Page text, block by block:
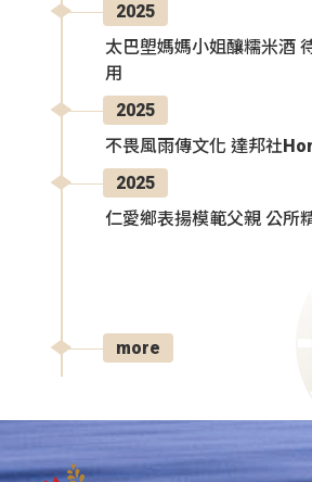
2025
太巴塱媽媽小姐釀糯米酒
用
2025
不畏風雨傳文化 達邦社
2025
仁愛鄉表揚模範父親 公所
more